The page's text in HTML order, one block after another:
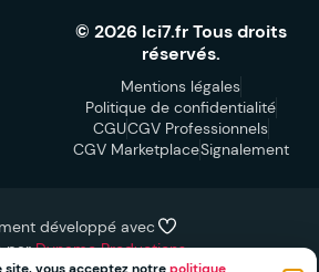
terminé
© 2026 Ici7.fr Tous droits
réservés.
Mentions légales
Politique de confidentialité
CGUCGV Professionnels
CGV MarketplaceSignalement
développé avec
parDynamo Productions